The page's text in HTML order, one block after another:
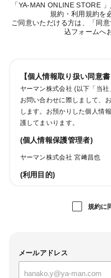
「YA-MAN ONLINE STORE
規約・利用規約を
ご同意いただける方は、「同
込フォームへ
【個人情報取り扱い同意書
ヤーマン株式会社 (以下「当
お問い合わせに際しまして、
します。お預かりした個人情
護してまいります。
(個人情報保護管理者)
ヤーマン株式会社 宮﨑昌也
(利用目的)
試供品・カタログ・DM・
当社のサービスのご案内、
サービス利用状況に応じた
成果確認のため
規約に
メールアドレス